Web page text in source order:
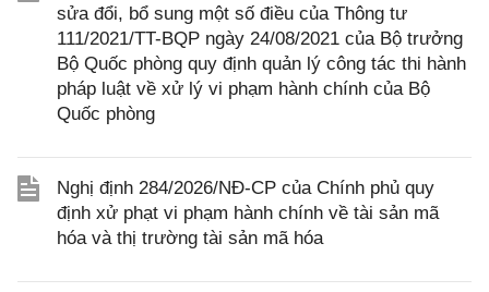
sửa đổi, bổ sung một số điều của Thông tư
111/2021/TT-BQP ngày 24/08/2021 của Bộ trưởng
Bộ Quốc phòng quy định quản lý công tác thi hành
pháp luật về xử lý vi phạm hành chính của Bộ
Quốc phòng
Nghị định 284/2026/NĐ-CP của Chính phủ quy
định xử phạt vi phạm hành chính về tài sản mã
hóa và thị trường tài sản mã hóa